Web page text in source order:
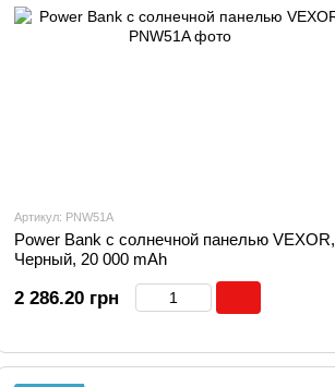
Артикул: PNW51A
Power Bank с солнечной панелью VEXOR,
Черный, 20 000 mAh
2 286.20 грн